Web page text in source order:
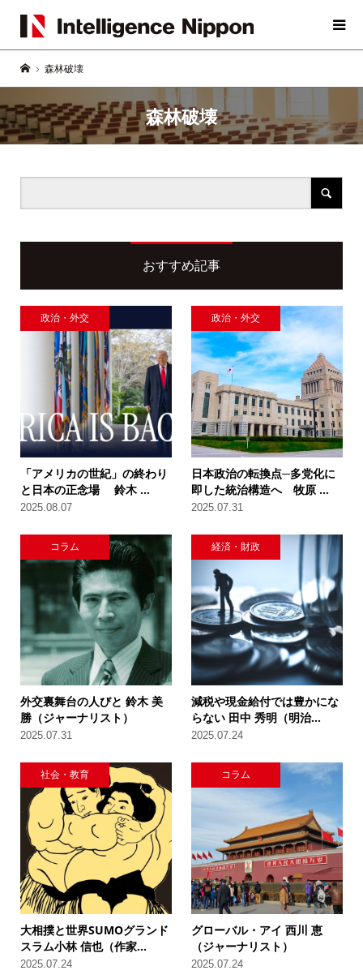
森林破壊
森林破壊
おすすめ記事
政治・外交
「アメリカの世紀」の終わり
と日本の正念場 鈴木 ...
2025.08.07
政治・外交
日本政治の転換点─多党化に
即した統治構造へ 牧原 ...
2025.07.31
コラム
外交裏舞台の人びと 鈴木 美
勝（ジャーナリスト）
2025.07.31
経済・財政
減税や現金給付では豊かにな
らない 田中 秀明（明治...
2025.07.24
社会・教育
大相撲と世界SUMOグランド
スラム小林 信也（作家...
2025.07.24
コラム
グローバル・アイ 西川 恵
（ジャーナリスト）
2025.07.24